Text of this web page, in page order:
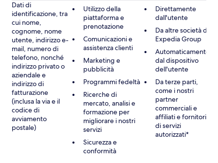
Dati di
identificazione, tra
cui nome,
cognome, nome
utente, indirizzo e-
mail, numero di
telefono, nonché
indirizzo privato o
aziendale e
indirizzo di
fatturazione
(inclusa la via e il
codice di
avviamento
postale)
Utilizzo della
piattaforma e
prenotazione
Comunicazioni e
assistenza clienti
Marketing e
pubblicità
Programmi fedeltà
Ricerche di
mercato, analisi e
formazione per
migliorare i nostri
servizi
Sicurezza e
conformità
Direttamente
dall'utente
Da altre società di
Expedia Group
Automaticamente
dal dispositivo
dell'utente
Da terze parti,
come i nostri
partner
commerciali e
affiliati e fornitori
di servizi
autorizzati*